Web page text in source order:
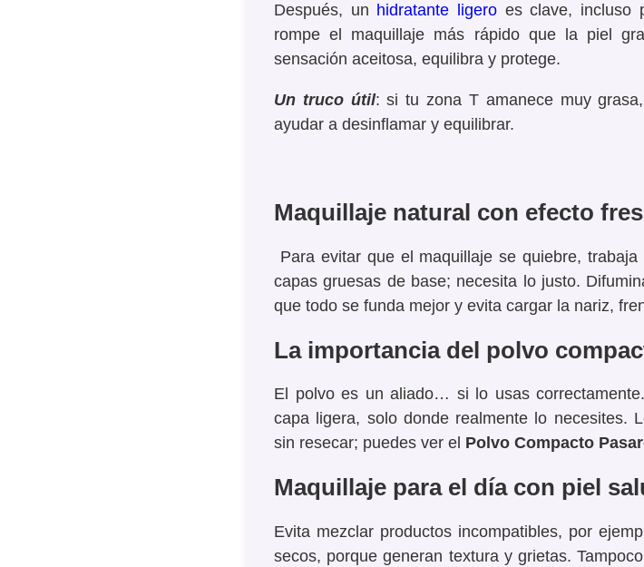
Después, un hidratante ligero es clave, incluso
rompe el maquillaje más rápido que la piel
sensación aceitosa, equilibra y protege.
Un truco útil: si tu zona T amanece muy
ayudar a desinflamar y equilibrar.
Maquillaje natural con efecto
Para evitar que el maquillaje se quiebre, trabaja
capas gruesas de base; necesita lo justo.
que todo se funda mejor y evita cargar la nariz,
La importancia del polvo
El polvoes un aliado… si lo usas
capa ligera, solo donde realmente lo necesites.
sin resecar; puedes ver el Polvo Compacto
Maquillaje para el día con piel
Evita mezclar productos incompatibles, por
secos, porque generan textura y grietas.